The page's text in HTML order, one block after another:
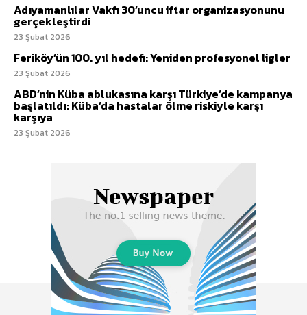
Adıyamanlılar Vakfı 30’uncu iftar organizasyonunu
gerçekleştirdi
23 Şubat 2026
Feriköy’ün 100. yıl hedefi: Yeniden profesyonel ligler
23 Şubat 2026
ABD’nin Küba ablukasına karşı Türkiye’de kampanya
başlatıldı: Küba’da hastalar ölme riskiyle karşı
karşıya
23 Şubat 2026